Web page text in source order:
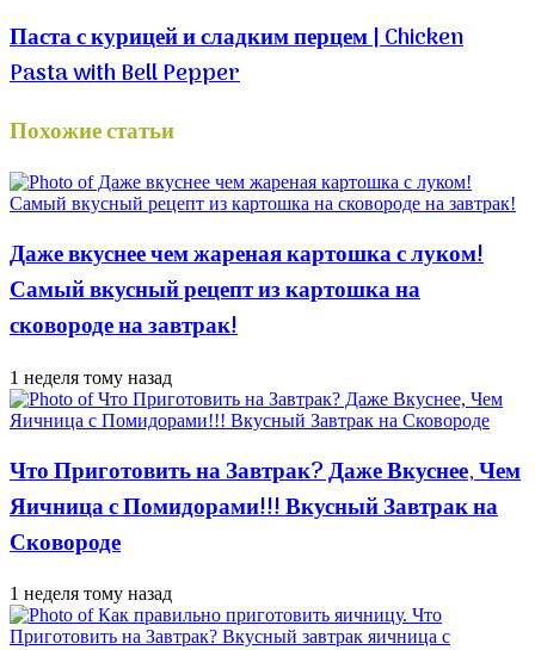
Паста с курицей и сладким перцем | Chicken
Pasta with Bell Pepper
Похожие статьи
Даже вкуснее чем жареная картошка с луком!
Самый вкусный рецепт из картошка на
сковороде на завтрак!
1 неделя тому назад
Что Приготовить на Завтрак? Даже Вкуснее, Чем
Яичница с Помидорами!!! Вкусный Завтрак на
Сковороде
1 неделя тому назад